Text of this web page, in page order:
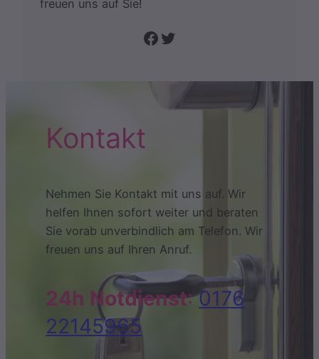
freuen uns auf Sie!
Folge uns auf Facebook Twitter
Kontakt
Nehmen Sie Kontakt mit uns auf. Wir
helfen Ihnen sofort weiter und beraten
Sie vorab unverbindlich am Telefon. Wir
freuen uns auf Ihren Anruf.
24h Notdienst:0176
22145965